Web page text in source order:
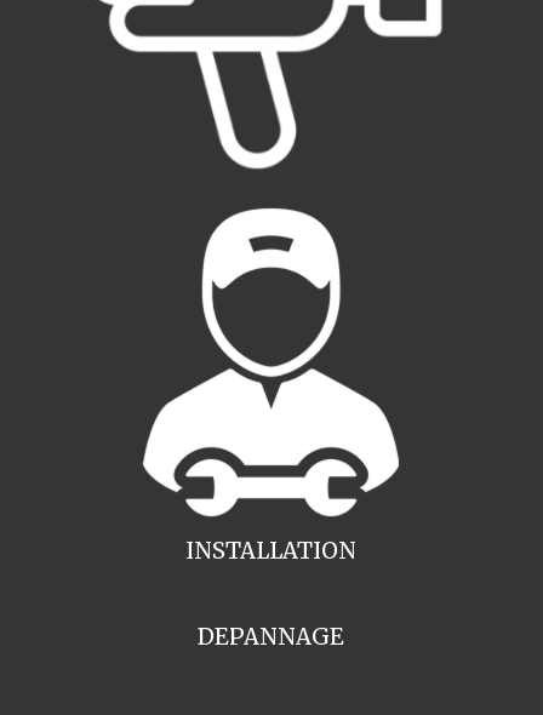
INSTALLATION
DEPANNAGE